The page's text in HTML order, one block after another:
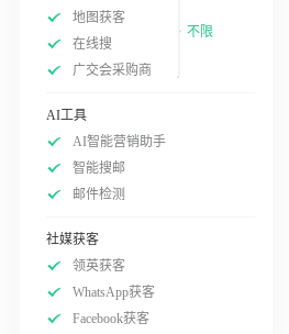
地图获客
在线搜
广交会采购商
不限
AI工具
AI智能营销助手
智能搜邮
邮件检测
社媒获客
领英获客
WhatsApp获客
Facebook获客